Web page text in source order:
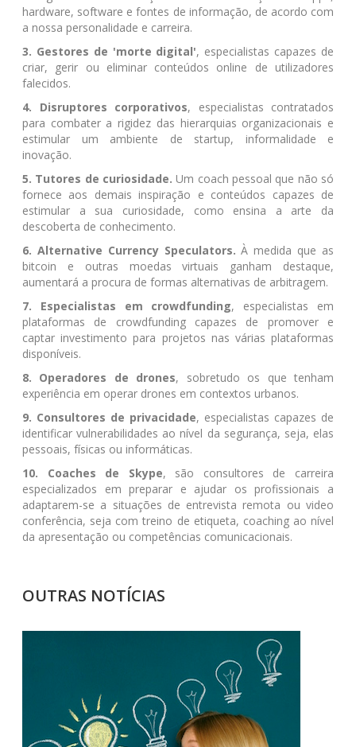
hardware, software e fontes de informação, de acordo com
a nossa personalidade e carreira.
3. Gestores de 'morte digital', especialistas capazes de
criar, gerir ou eliminar conteúdos online de utilizadores
falecidos.
4. Disruptores corporativos, especialistas contratados
para combater a rigidez das hierarquias organizacionais e
estimular um ambiente de startup, informalidade e
inovação.
5. Tutores de curiosidade. Um coach pessoal que não só
fornece aos demais inspiração e conteúdos capazes de
estimular a sua curiosidade, como ensina a arte da
descoberta de conhecimento.
6. Alternative Currency Speculators. À medida que as
bitcoin e outras moedas virtuais ganham destaque,
aumentará a procura de formas alternativas de arbitragem.
7. Especialistas em crowdfunding, especialistas em
plataformas de crowdfunding capazes de promover e
captar investimento para projetos nas várias plataformas
disponíveis.
8. Operadores de drones, sobretudo os que tenham
experiência em operar drones em contextos urbanos.
9. Consultores de privacidade, especialistas capazes de
identificar vulnerabilidades ao nível da segurança, seja, elas
pessoais, físicas ou informáticas.
10. Coaches de Skype, são consultores de carreira
especializados em preparar e ajudar os profissionais a
adaptarem-se a situações de entrevista remota ou video
conferência, seja com treino de etiqueta, coaching ao nível
da apresentação ou competências comunicacionais.
OUTRAS NOTÍCIAS